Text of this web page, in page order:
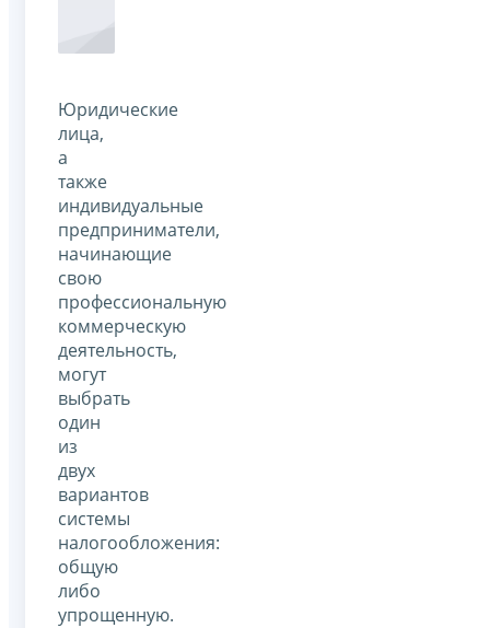
Юридические
лица,
а
также
индивидуальные
предприниматели,
начинающие
свою
профессиональную
коммерческую
деятельность,
могут
выбрать
один
из
двух
вариантов
системы
налогообложения:
общую
либо
упрощенную.